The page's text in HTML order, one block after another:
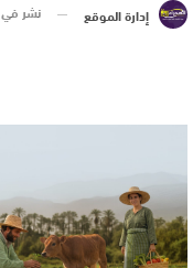
إدارة الموقع نشر في